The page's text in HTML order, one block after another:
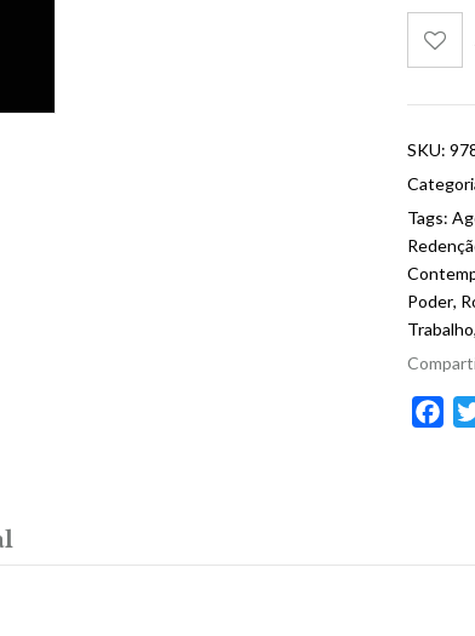
SKU:
Tags:
Poder,
Trabalho,